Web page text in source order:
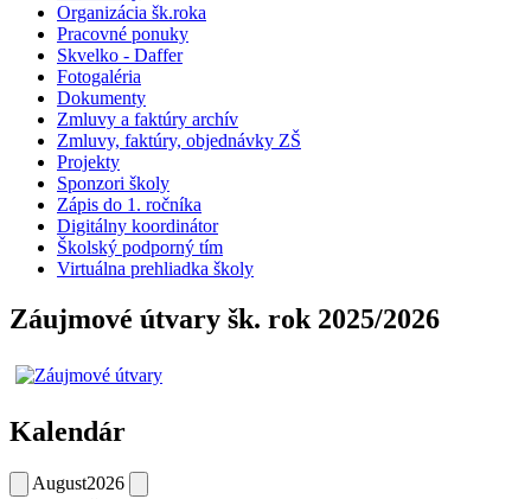
Organizácia šk.roka
Pracovné ponuky
Skvelko - Daffer
Fotogaléria
Dokumenty
Zmluvy a faktúry archív
Zmluvy, faktúry, objednávky ZŠ
Projekty
Sponzori školy
Zápis do 1. ročníka
Digitálny koordinátor
Školský podporný tím
Virtuálna prehliadka školy
Záujmové útvary šk. rok 2025/2026
Kalendár
August2026